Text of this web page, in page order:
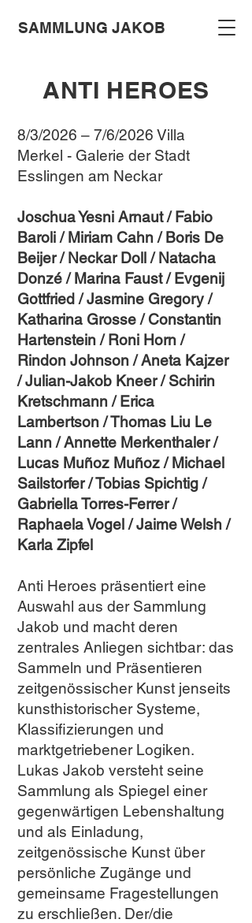
SAMMLUNG JAKOB
ANTI HEROES
8/3/2026 – 7/6/2026 Villa
Merkel - Galerie der Stadt
Esslingen am Neckar
Joschua Yesni Arnaut / Fabio
Baroli / Miriam Cahn / Boris De
Beijer / Neckar Doll / Natacha
Donzé / Marina Faust / Evgenij
Gottfried / Jasmine Gregory /
Katharina Grosse / Constantin
Hartenstein / Roni Horn /
Rindon Johnson / Aneta Kajzer
/ Julian-Jakob Kneer / Schirin
Kretschmann / Erica
Lambertson / Thomas Liu Le
Lann / Annette Merkenthaler /
Lucas Muñoz Muñoz / Michael
Sailstorfer / Tobias Spichtig /
Gabriella Torres-Ferrer /
Raphaela Vogel / Jaime Welsh /
Karla Zipfel
Anti Heroes präsentiert eine
Auswahl aus der Sammlung
Jakob und macht deren
zentrales Anliegen sichtbar: das
Sammeln und Präsentieren
zeitgenössischer Kunst jenseits
kunsthistorischer Systeme,
Klassifizierungen und
marktgetriebener Logiken.
Lukas Jakob versteht seine
Sammlung als Spiegel einer
gegenwärtigen Lebenshaltung
und als Einladung,
zeitgenössische Kunst über
persönliche Zugänge und
gemeinsame Fragestellungen
zu erschließen. Der/die